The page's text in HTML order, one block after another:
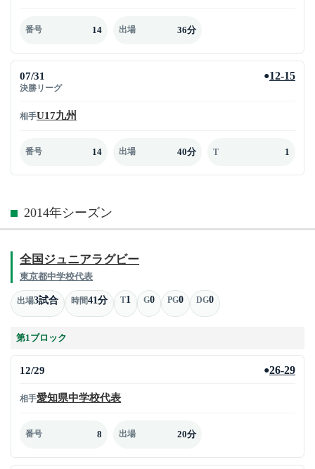
番号 14 出場 36分
07/31
決勝リーグ
●12-15
相手U17九州
番号 14 出場 40分 T 1
2014年シーズン
全国ジュニアラグビー
東京都中学校代表
出場3試合 時間41分 T1 G0 PG0 DG0
第1ブロック
12/29 ●26-29
相手愛知県中学校代表
番号 8 出場 20分